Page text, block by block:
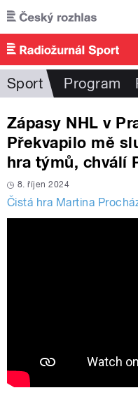
Přejít k hlavnímu obsahu
Sport Program
Zápasy NHL v
Překvapilo mě
hra týmů, chválí
8. říjen 2024
Čistá hra Martina